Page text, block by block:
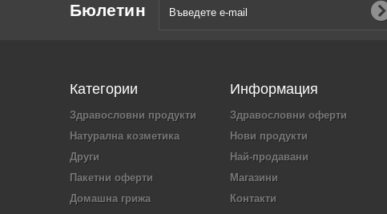
Бюлетин
Категории
Здравословни продукти
Натурална козметика
Други
Пакетни оферти
Домашна грижа
Информация
Здравословни оферти
Нови продукти
Най-продавани
Магазини
Контакти